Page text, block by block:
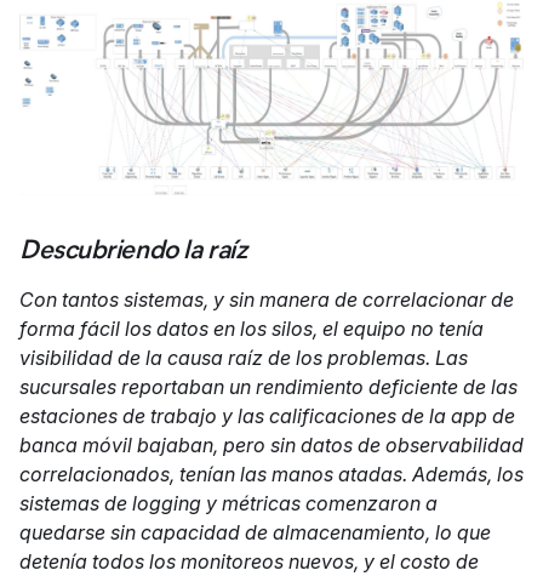
Descubriendo la raíz
Con tantos sistemas, y sin manera de correlacionar de
forma fácil los datos en los silos, el equipo no tenía
visibilidad de la causa raíz de los problemas. Las
sucursales reportaban un rendimiento deficiente de las
estaciones de trabajo y las calificaciones de la app de
banca móvil bajaban, pero sin datos de observabilidad
correlacionados, tenían las manos atadas. Además, los
sistemas de logging y métricas comenzaron a
quedarse sin capacidad de almacenamiento, lo que
detenía todos los monitoreos nuevos, y el costo de